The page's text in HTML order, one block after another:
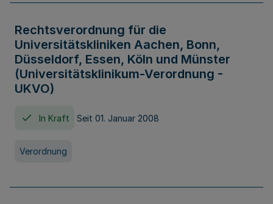
Rechtsverordnung für die
Universitätskliniken Aachen, Bonn,
Düsseldorf, Essen, Köln und Münster
(Universitätsklinikum-Verordnung -
UKVO)
In Kraft Seit 01. Januar 2008
Verordnung